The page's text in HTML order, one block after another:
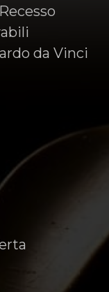
da Vinci